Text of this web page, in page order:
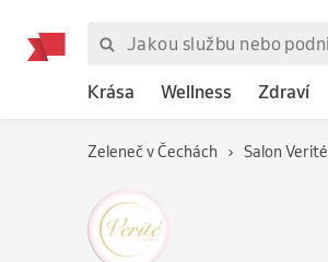
Krása Wellness Zdraví
Zeleneč v Čechách Salon Verité